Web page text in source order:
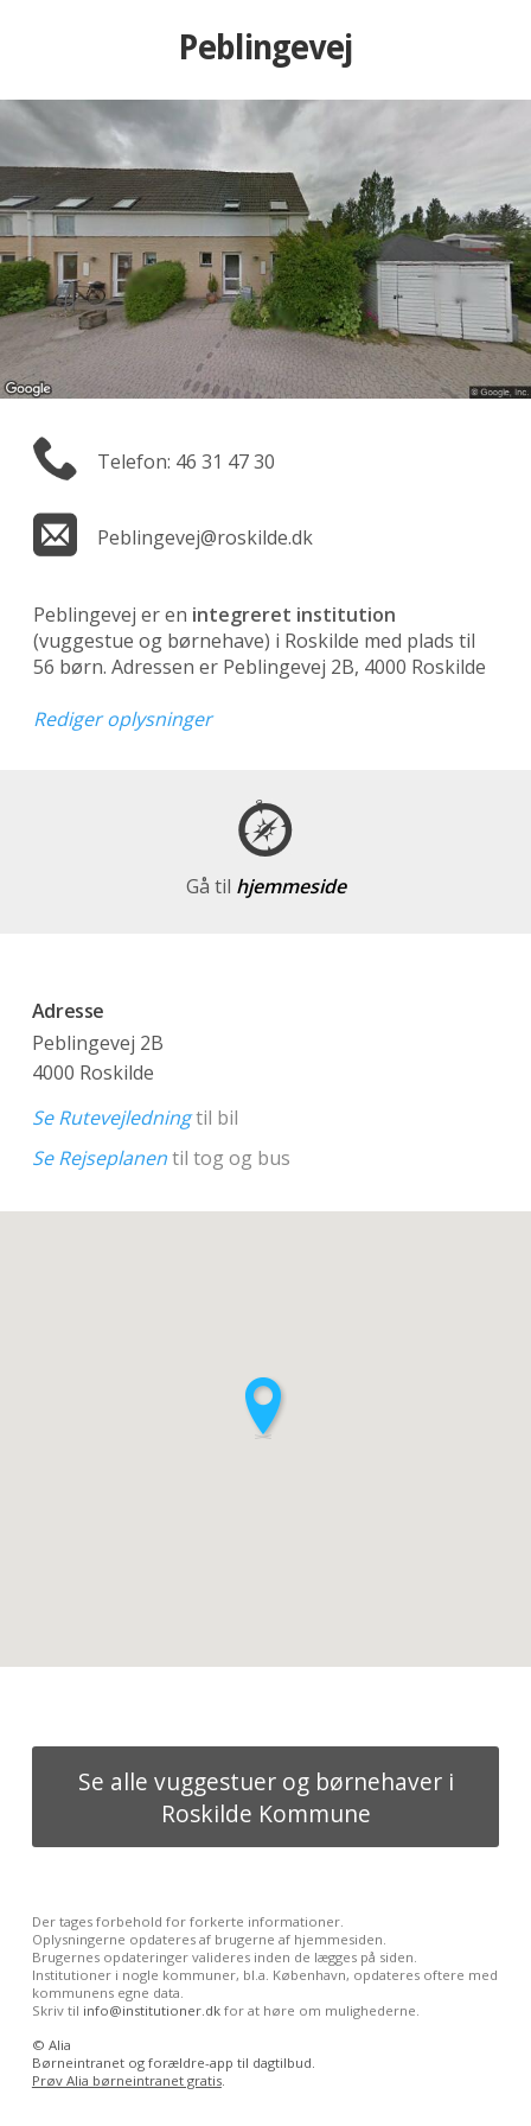
Peblingevej
Telefon: 46 31 47 30
Peblingevej@roskilde.dk
Peblingevej er en integreret institution
(vuggestue og børnehave) i Roskilde med plads til
56 børn. Adressen er Peblingevej 2B, 4000 Roskilde
Rediger oplysninger
Gå til hjemmeside
Adresse
Peblingevej 2B
4000 Roskilde
Se Rutevejledningtil bil
Se Rejseplanentil tog og bus
Se alle vuggestuer og børnehaver i
Roskilde Kommune
Der tages forbehold for forkerte informationer.
Oplysningerne opdateres af brugerne af hjemmesiden.
Brugernes opdateringer valideres inden de lægges på siden.
Institutioner i nogle kommuner, bl.a. København, opdateres oftere med
kommunens egne data.
Skriv til info@institutioner.dkfor at høre om mulighederne.
© Alia
Børneintranet og forældre-app til dagtilbud.
Prøv Alia børneintranet gratis.